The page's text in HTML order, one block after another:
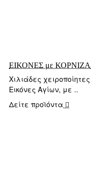
ΕΙΚΟΝΕΣ με ΚΟΡΝΙΖΑ
Χιλιάδες χειροποίητες
Εικόνες Αγίων, με ..
Δείτε προϊόντα